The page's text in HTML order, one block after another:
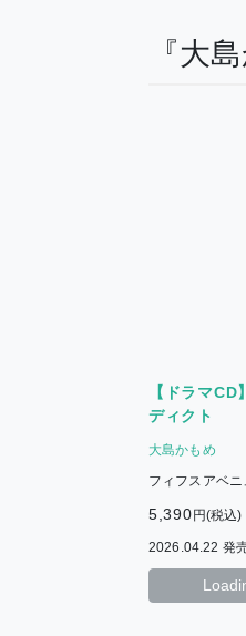
『大
【ドラマCD
ディクト
大島かもめ
フィフスアベニ
5,390円(税込)
2026.04.22 発